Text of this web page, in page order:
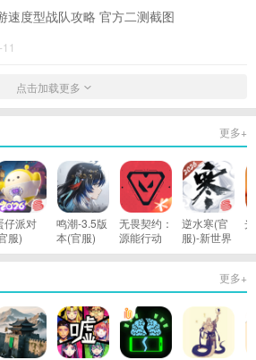
速度型战队攻略 官方二测截图
点击加载更多
更多+
仔派对
服)
鸣潮-3.5版
本(官服)
无畏契约：
源能行动
逆水寒(官
服)-新世界
更多+